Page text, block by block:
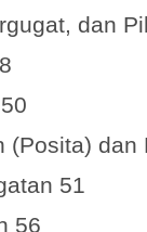
dan
(Posita) dan
51
56